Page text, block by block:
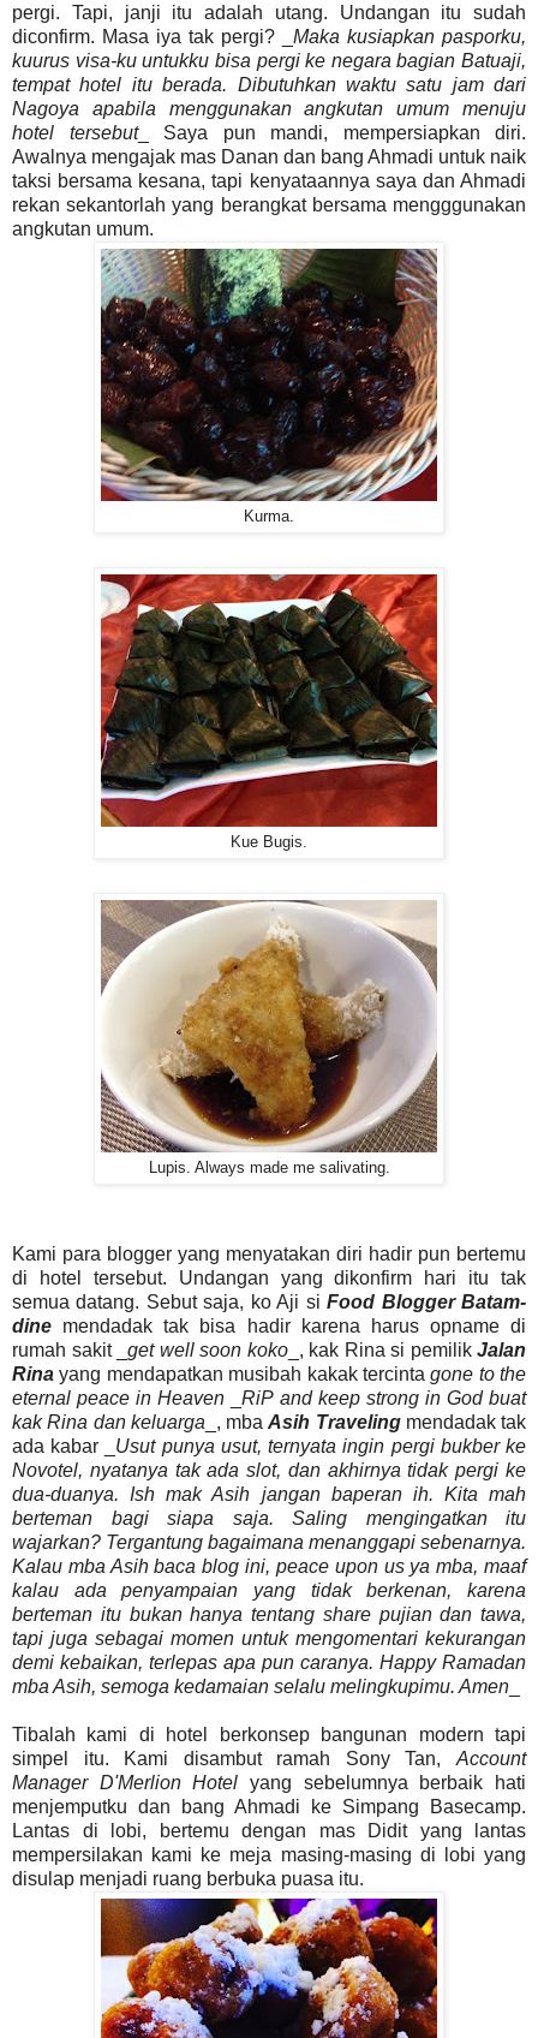
pergi. Tapi, janji itu adalah utang. Undangan itu sudah
diconfirm. Masa iya tak pergi? _ Maka kusiapkan pasporku,
kuurus visa-ku untukku bisa pergi ke negara bagian Batuaji,
tempat hotel itu berada. Dibutuhkan waktu satu jam dari
Nagoya apabila menggunakan angkutan umum menuju
hotel tersebut_ Saya pun mandi, mempersiapkan diri.
Awalnya mengajak mas Danan dan bang Ahmadi untuk naik
taksi bersama kesana, tapi kenyataannya saya dan Ahmadi
rekan sekantorlah yang berangkat bersama mengggunakan
angkutan umum.
Kurma.
Kue Bugis.
Lupis. Always made me salivating.
Kami para blogger yang menyatakan diri hadir pun bertemu
di hotel tersebut. Undangan yang dikonfirm hari itu tak
semua datang. Sebut saja, ko Aji siFood Blogger Batam-
dine mendadak tak bisa hadir karena harus opname di
rumah sakit _ get well soon koko_, kak Rina si pemilik Jalan
Rina yang mendapatkan musibah kakak tercintagone to the
eternal peace in Heaven _RiP and keep strong in God buat
kak Rina dan keluarga _, mbaAsih Travelingmendadak tak
ada kabar _ Usut punya usut, ternyata ingin pergi bukber ke
Novotel, nyatanya tak ada slot, dan akhirnya tidak pergi ke
dua-duanya. Ish mak Asih jangan baperan ih. Kita mah
berteman bagi siapa saja. Saling mengingatkan itu
wajarkan? Tergantung bagaimana menanggapi sebenarnya.
Kalau mba Asih baca blog ini, peace upon us ya mba, maaf
kalau ada penyampaian yang tidak berkenan, karena
berteman itu bukan hanya tentang share pujian dan tawa,
tapi juga sebagai momen untuk mengomentari kekurangan
demi kebaikan, terlepas apa pun caranya. Happy Ramadan
mba Asih, semoga kedamaian selalu melingkupimu. Amen
Tibalah kami di hotel berkonsep bangunan modern tapi
simpel itu. Kami disambut ramah Sony Tan, Account
Manager D'Merlion Hotel yang sebelumnya berbaik hati
menjemputku dan bang Ahmadi ke Simpang Basecamp.
Lantas di lobi, bertemu dengan mas Didit yang lantas
mempersilakan kami ke meja masing-masing di lobi yang
disulap menjadi ruang berbuka puasa itu.